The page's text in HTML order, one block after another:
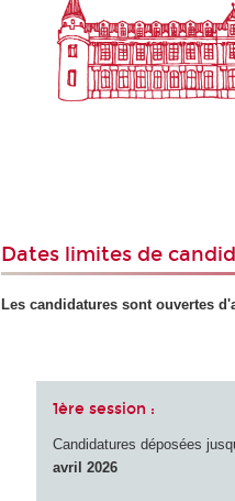
Dates limites de
Les candidatures sont ouvertes
1ère session :
Candidatures déposées
avril 2026